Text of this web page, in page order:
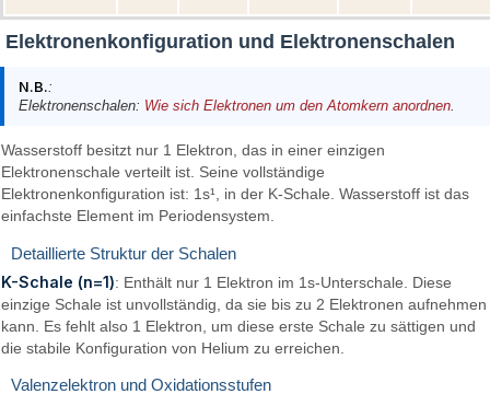
Elektronenkonfiguration und Elektronenschalen
N.B.:
Elektronenschalen: Wie sich Elektronen um den Atomkern anordnen.
Wasserstoff besitzt nur 1 Elektron, das in einer einzigen
Elektronenschale verteilt ist. Seine vollständige
Elektronenkonfiguration ist: 1s¹, in der K-Schale. Wasserstoff ist das
einfachste Element im Periodensystem.
Detaillierte Struktur der Schalen
K-Schale (n=1): Enthält nur 1 Elektron im 1s-Unterschale. Diese
einzige Schale ist unvollständig, da sie bis zu 2 Elektronen aufnehmen
kann. Es fehlt also 1 Elektron, um diese erste Schale zu sättigen und
die stabile Konfiguration von Helium zu erreichen.
Valenzelektron und Oxidationsstufen